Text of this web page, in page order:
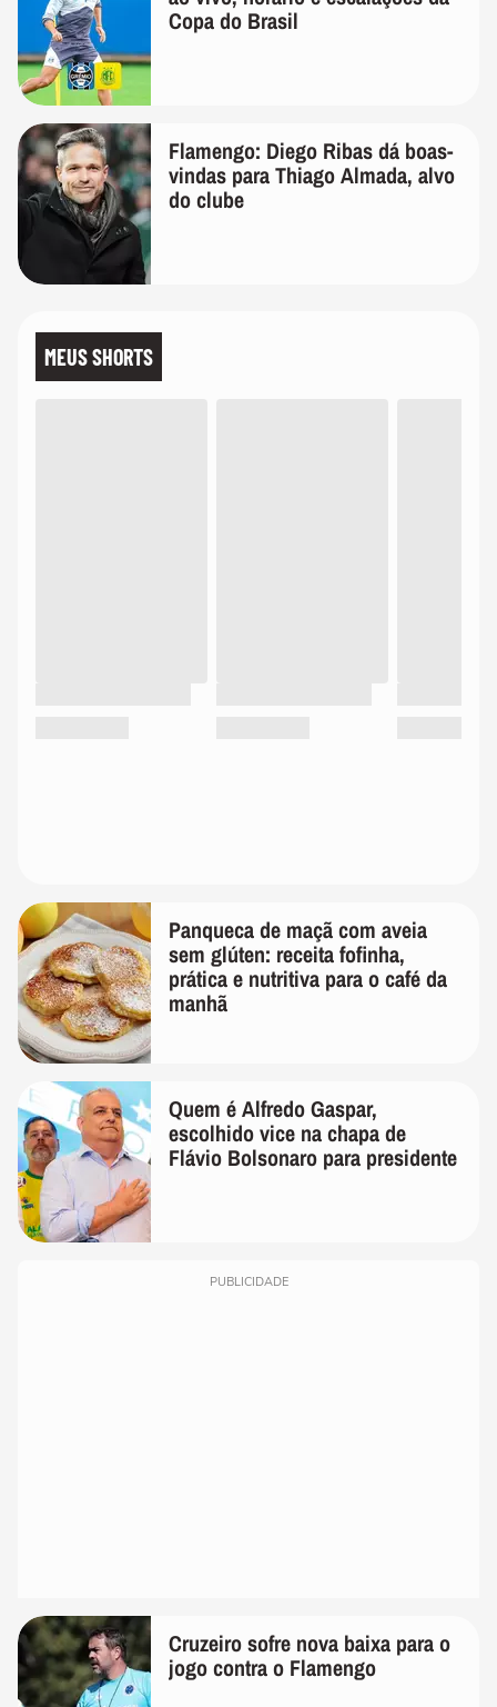
Copa do Brasil
Flamengo: Diego Ribas dá boas-
vindas para Thiago Almada, alvo
do clube
MEUS SHORTS
Panqueca de maçã com aveia
sem glúten: receita fofinha,
prática e nutritiva para o café da
manhã
Quem é Alfredo Gaspar,
escolhido vice na chapa de
Flávio Bolsonaro para presidente
PUBLICIDADE
Cruzeiro sofre nova baixa para o
jogo contra o Flamengo